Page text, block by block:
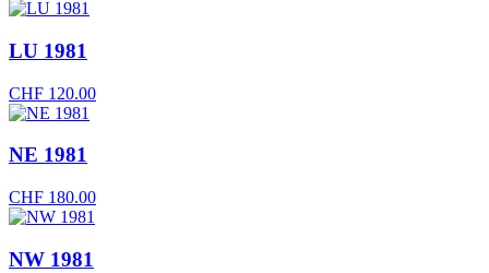
LU 1981
CHF 120.00
NE 1981
CHF 180.00
NW 1981